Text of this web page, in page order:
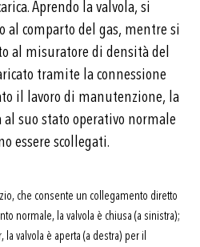
Aprendo la valvola, si
comparto del gas, mentre si
al misuratore di densità del
tramite la connessione
il lavoro di manutenzione, la
suo stato operativo normale
essere scollegati.
che consente un collegamento diretto
normale, la valvola è chiusa (a sinistra);
valvola è aperta (a destra) per il